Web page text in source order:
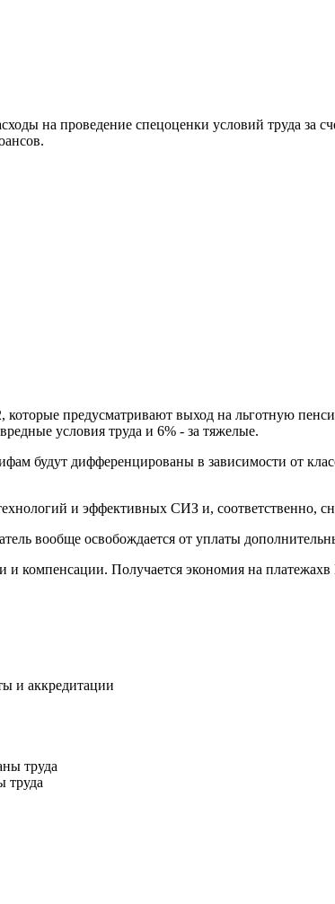
на проведение спецоценки условий труда за
предусматривают выход на льготную
условия труда и 6% - за тяжелые.
будут дифференцированы в зависимости от
и эффективных СИЗ и, соответственно,
вообще освобождается от уплаты
и компенсации. Получается экономия на
и аккредитации
труда